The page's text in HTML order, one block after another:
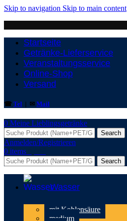
Skip to navigation Skip to main content
Startseite
Getränke-Lieferservice
Veranstaltungsservice
Online-Shop
Versand
☎ Tel | ✉ Mail
0 Meine Lieblingsgetränke
Search
Anmelden/Registrieren
0 items
Search
Wasser
mit Kohlensäure
medium